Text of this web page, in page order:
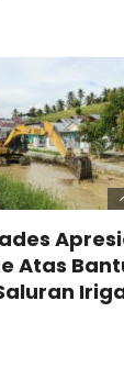
Atas